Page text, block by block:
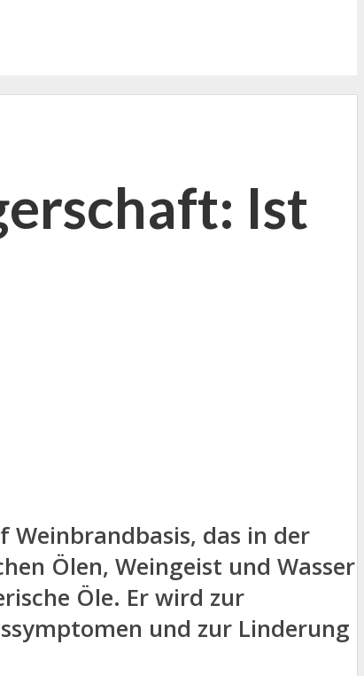
Ist
Weinbrandbasis, das in der
Ölen, Weingeist und Wasser
Öle. Er wird zur
und zur Linderung